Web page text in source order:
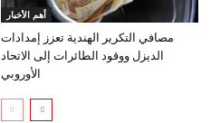
أهم الأخبار
مصافي التكرير الهندية تعزز إمدادات
الديزل ووقود الطائرات إلى الاتحاد
الأوروبي